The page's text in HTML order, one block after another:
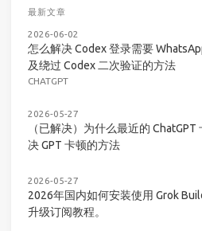
最新文章
2026-06-02
怎么解决 Codex 登录需要
及绕过 Codex 二次验证的方法
CHATGPT
2026-05-27
（已解决）为什么最近的
决 GPT 卡顿的方法
2026-05-27
2026年国内如何安装使用 Grok
升级订阅教程。